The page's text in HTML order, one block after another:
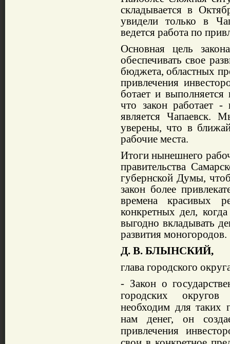
скла­дывается в
увиделитолько в
ведется работа по
Основная цель
обеспечивать свое
бюджета, областных
привлече­ния
ботает и
что закон работает
является Чапаевск.
уверены, что в
рабо­чие места.
Итоги нынешнего
правительства
губернской Думы,
закон более
времена красивых
конкретных дел,
выгодно вкладывать
развития моногородов.
Д. В. БЛЫНСКИЙ,
глава городского
- Закон о
городских
необходим для таких
нам денег, он
привлечения